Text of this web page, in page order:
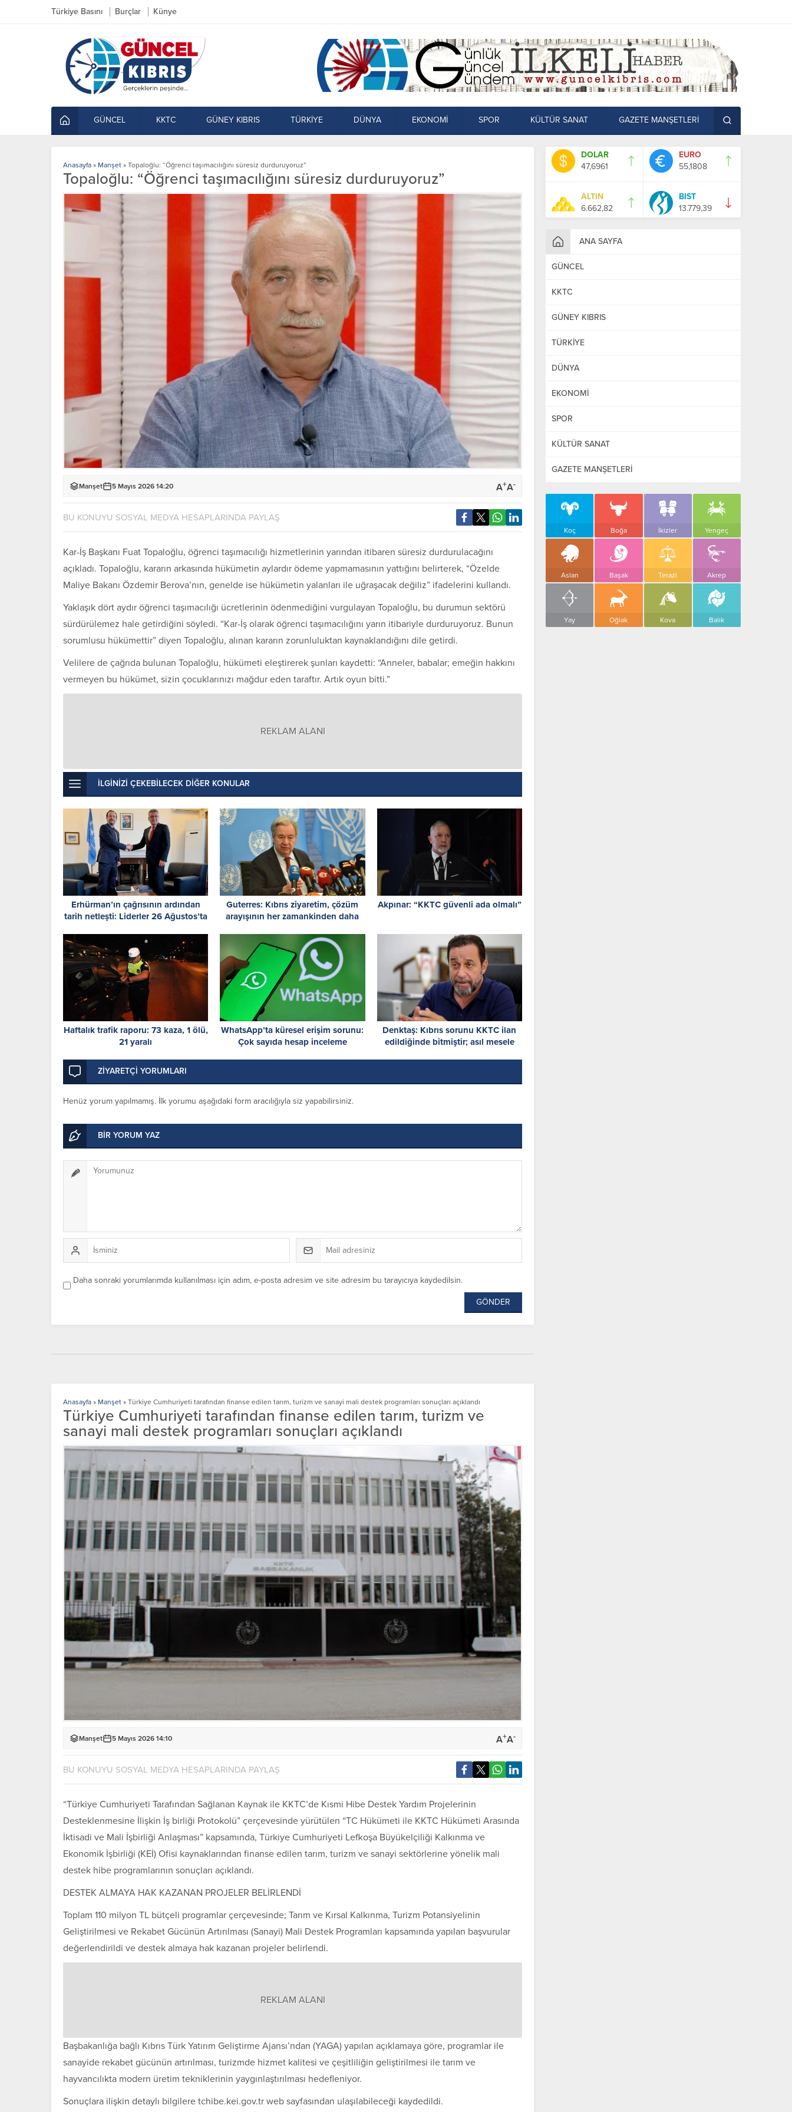
Türkiye Basını Burçlar Künye
GÜNCEL KKTC GÜNEY KIBRIS TÜRKİYE DÜNYA EKONOMİ SPOR KÜLTÜR SANAT GAZETE MANŞETLERİ
DOLAR
47,6961
EURO
55,1808
ALTIN
6.662,82
BIST
13.779,39
ANA SAYFA
GÜNCEL
KKTC
GÜNEY KIBRIS
TÜRKİYE
DÜNYA
EKONOMİ
SPOR
KÜLTÜR SANAT
GAZETE MANŞETLERİ
Koç Boğa İkizler Yengeç
Aslan Başak Terazi Akrep
Yay Oğlak Kova Balık
Anasayfa » Manşet » Topaloğlu: “Öğrenci taşımacılığını süresiz durduruyoruz”
Topaloğlu: “Öğrenci taşımacılığını süresiz durduruyoruz”
Manşet 5 Mayıs 2026 14:20 A+A-
BU KONUYU SOSYAL MEDYA HESAPLARINDA PAYLAŞ
Kar-İş Başkanı Fuat Topaloğlu, öğrenci taşımacılığı hizmetlerinin yarından itibaren süresiz durdurulacağını
açıkladı. Topaloğlu, kararın arkasında hükümetin aylardır ödeme yapmamasının yattığını belirterek, “Özelde
Maliye Bakanı Özdemir Berova’nın, genelde ise hükümetin yalanları ile uğraşacak değiliz” ifadelerini kullandı.
Yaklaşık dört aydır öğrenci taşımacılığı ücretlerinin ödenmediğini vurgulayan Topaloğlu, bu durumun sektörü
sürdürülemez hale getirdiğini söyledi. “Kar-İş olarak öğrenci taşımacılığını yarın itibariyle durduruyoruz. Bunun
sorumlusu hükümettir” diyen Topaloğlu, alınan kararın zorunluluktan kaynaklandığını dile getirdi.
Velilere de çağrıda bulunan Topaloğlu, hükümeti eleştirerek şunları kaydetti: “Anneler, babalar; emeğin hakkını
vermeyen bu hükümet, sizin çocuklarınızı mağdur eden taraftır. Artık oyun bitti.”
REKLAM ALANI
İLGİNİZİ ÇEKEBİLECEK DİĞER KONULAR
Erhürman’ın çağrısının ardından
tarih netleşti: Liderler 26 Ağustos’ta
Guterres: Kıbrıs ziyaretim, çözüm
arayışının her zamankinden daha
Akpınar: “KKTC güvenli ada olmalı”
Haftalık trafik raporu: 73 kaza, 1 ölü,
21 yaralı
WhatsApp’ta küresel erişim sorunu:
Çok sayıda hesap inceleme
Denktaş: Kıbrıs sorunu KKTC ilan
edildiğinde bitmiştir; asıl mesele
ZİYARETÇİ YORUMLARI
Henüz yorum yapılmamış. İlk yorumu aşağıdaki form aracılığıyla siz yapabilirsiniz.
BİR YORUM YAZ
Daha sonraki yorumlarımda kullanılması için adım, e-posta adresim ve site adresim bu tarayıcıya kaydedilsin.
Anasayfa » Manşet » Türkiye Cumhuriyeti tarafından finanse edilen tarım, turizm ve sanayi mali destek programları sonuçları açıklandı
Türkiye Cumhuriyeti tarafından finanse edilen tarım, turizm ve
sanayi mali destek programları sonuçları açıklandı
Manşet 5 Mayıs 2026 14:10 A+A-
BU KONUYU SOSYAL MEDYA HESAPLARINDA PAYLAŞ
“Türkiye Cumhuriyeti Tarafından Sağlanan Kaynak ile KKTC’de Kısmi Hibe Destek Yardım Projelerinin
Desteklenmesine İlişkin İş birliği Protokolü” çerçevesinde yürütülen “TC Hükümeti ile KKTC Hükümeti Arasında
İktisadi ve Mali İşbirliği Anlaşması” kapsamında, Türkiye Cumhuriyeti Lefkoşa Büyükelçiliği Kalkınma ve
Ekonomik İşbirliği (KEİ) Ofisi kaynaklarından finanse edilen tarım, turizm ve sanayi sektörlerine yönelik mali
destek hibe programlarının sonuçları açıklandı.
DESTEK ALMAYA HAK KAZANAN PROJELER BELİRLENDİ
Toplam 110 milyon TL bütçeli programlar çerçevesinde; Tarım ve Kırsal Kalkınma, Turizm Potansiyelinin
Geliştirilmesi ve Rekabet Gücünün Artırılması (Sanayi) Mali Destek Programları kapsamında yapılan başvurular
değerlendirildi ve destek almaya hak kazanan projeler belirlendi.
REKLAM ALANI
Başbakanlığa bağlı Kıbrıs Türk Yatırım Geliştirme Ajansı’ndan (YAGA) yapılan açıklamaya göre, programlar ile
sanayide rekabet gücünün artırılması, turizmde hizmet kalitesi ve çeşitliliğin geliştirilmesi ile tarım ve
hayvancılıkta modern üretim tekniklerinin yaygınlaştırılması hedefleniyor.
Sonuçlara ilişkin detaylı bilgilere tchibe.kei.gov.tr web sayfasından ulaşılabileceği kaydedildi.